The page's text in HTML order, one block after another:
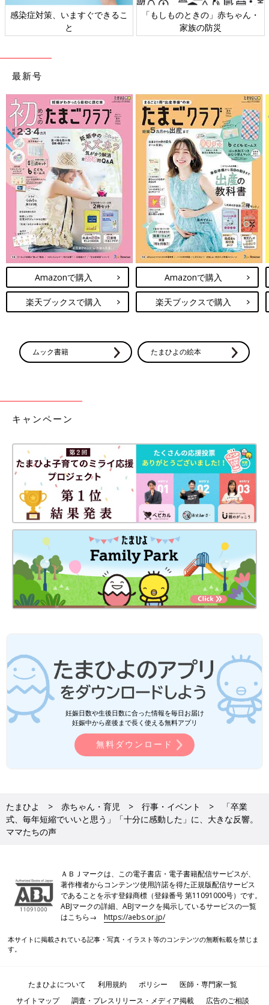
感染症対策、いますぐできるこ
と
「もしものときの」赤ちゃん・
家族の防災
最新号
Amazonで購入
楽天ブックスで購入
Amazonで購入
楽天ブックスで購入
ムック書籍 たまひよの絵本
キャンペーン
妊娠日数や生後日数に合った情報を毎日お届け
妊娠中から産後まで長く使える無料アプリ
無料ダウンロード
たまひよ 赤ちゃん・育児 行事・イベント
「卒業
式、毎年短縮でいいと思う」「十分に感動した」に、大きな反響。
ママたちの声
ＡＢＪマークは、この電子書店・電子書籍配信サービスが、
著作権者からコンテンツ使用許諾を得た正規版配信サービス
であることを示す登録商標（登録番号 第11091000号）です。
ABJマークの詳細、ABJマークを掲示しているサービスの一覧
はこちら→https://aebs.or.jp/
本サイトに掲載されている記事・写真・イラスト等のコンテンツの無断転載を禁じま
す。
たまひよについて 利用規約 ポリシー
医師・専門家一覧
サイトマップ
調査・プレスリリース・メディア掲載 広告のご相談